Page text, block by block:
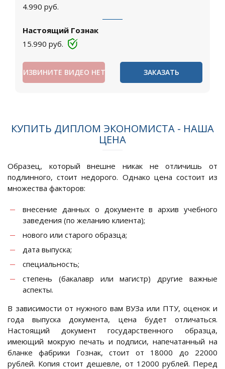
4.990 руб.
Настоящий Гознак
15.990 руб.
ИЗВИНИТЕ ВИДЕО НЕТ ЗАКАЗАТЬ
КУПИТЬ ДИПЛОМ ЭКОНОМИСТА - НАША
ЦЕНА
Образец, который внешне никак не отличишь от
подлинного, стоит недорого. Однако цена состоит из
множества факторов:
внесение данных о документе в архив учебного
заведения (по желанию клиента);
нового или старого образца;
дата выпуска;
специальность;
степень (бакалавр или магистр) другие важные
аспекты.
В зависимости от нужного вам ВУЗа или ПТУ, оценок и
года выпуска документа, цена будет отличаться.
Настоящий документ государственного образца,
имеющий мокрую печать и подписи, напечатанный на
бланке фабрики Гознак, стоит от 18000 до 22000
рублей. Копия стоит дешевле, от 12000 рублей. Перед